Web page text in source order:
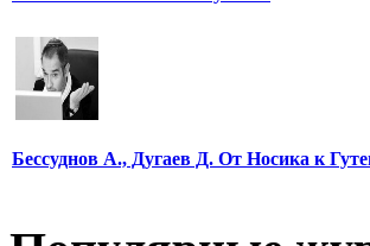
Бессуднов А., Дугаев Д. От Носика к